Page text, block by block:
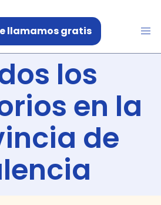
llamamos gratis
los
en la
de